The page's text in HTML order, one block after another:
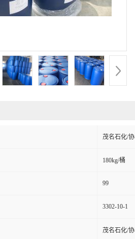
茂名石化/
180kg/桶
99
3302-10-1
茂名石化/